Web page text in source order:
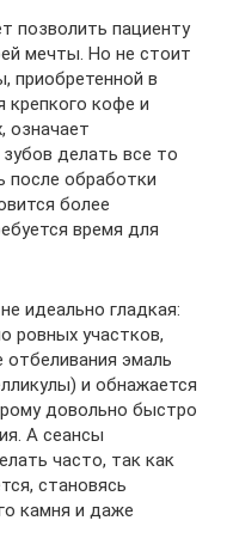
позволить пациенту
мечты. Но не стоит
приобретенной в
крепкого кофе и
означает
делать все то
после обработки
более
время для
идеально гладкая:
ровных участков,
эмаль
и обнажается
довольно быстро
А сеансы
часто, так как
становясь
камня и даже